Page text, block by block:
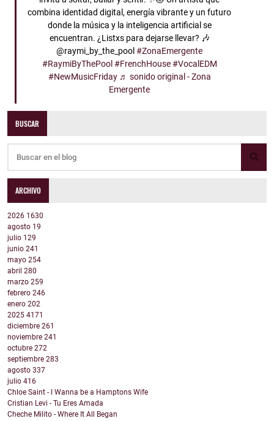
combina identidad digital, energía vibrante y un futuro
donde la música y la inteligencia artificial se
encuentran. ¿Listxs para dejarse llevar? 🎶
@raymi_by_the_pool#ZonaEmergente
#RaymiByThePool #FrenchHouse #VocalEDM
#NewMusicFriday ♬ sonido original - Zona
Emergente
BUSCAR
ARCHIVO
2026 1630
agosto 19
julio 129
junio 241
mayo 254
abril 280
marzo 259
febrero 246
enero 202
2025 4171
diciembre 261
noviembre 241
octubre 272
septiembre 283
agosto 337
julio 416
Chloe Saint - I Wanna be a Hamptons Wife
Cristian Levi - Tu Eres Amada
Cheche Milito - Where It All Began